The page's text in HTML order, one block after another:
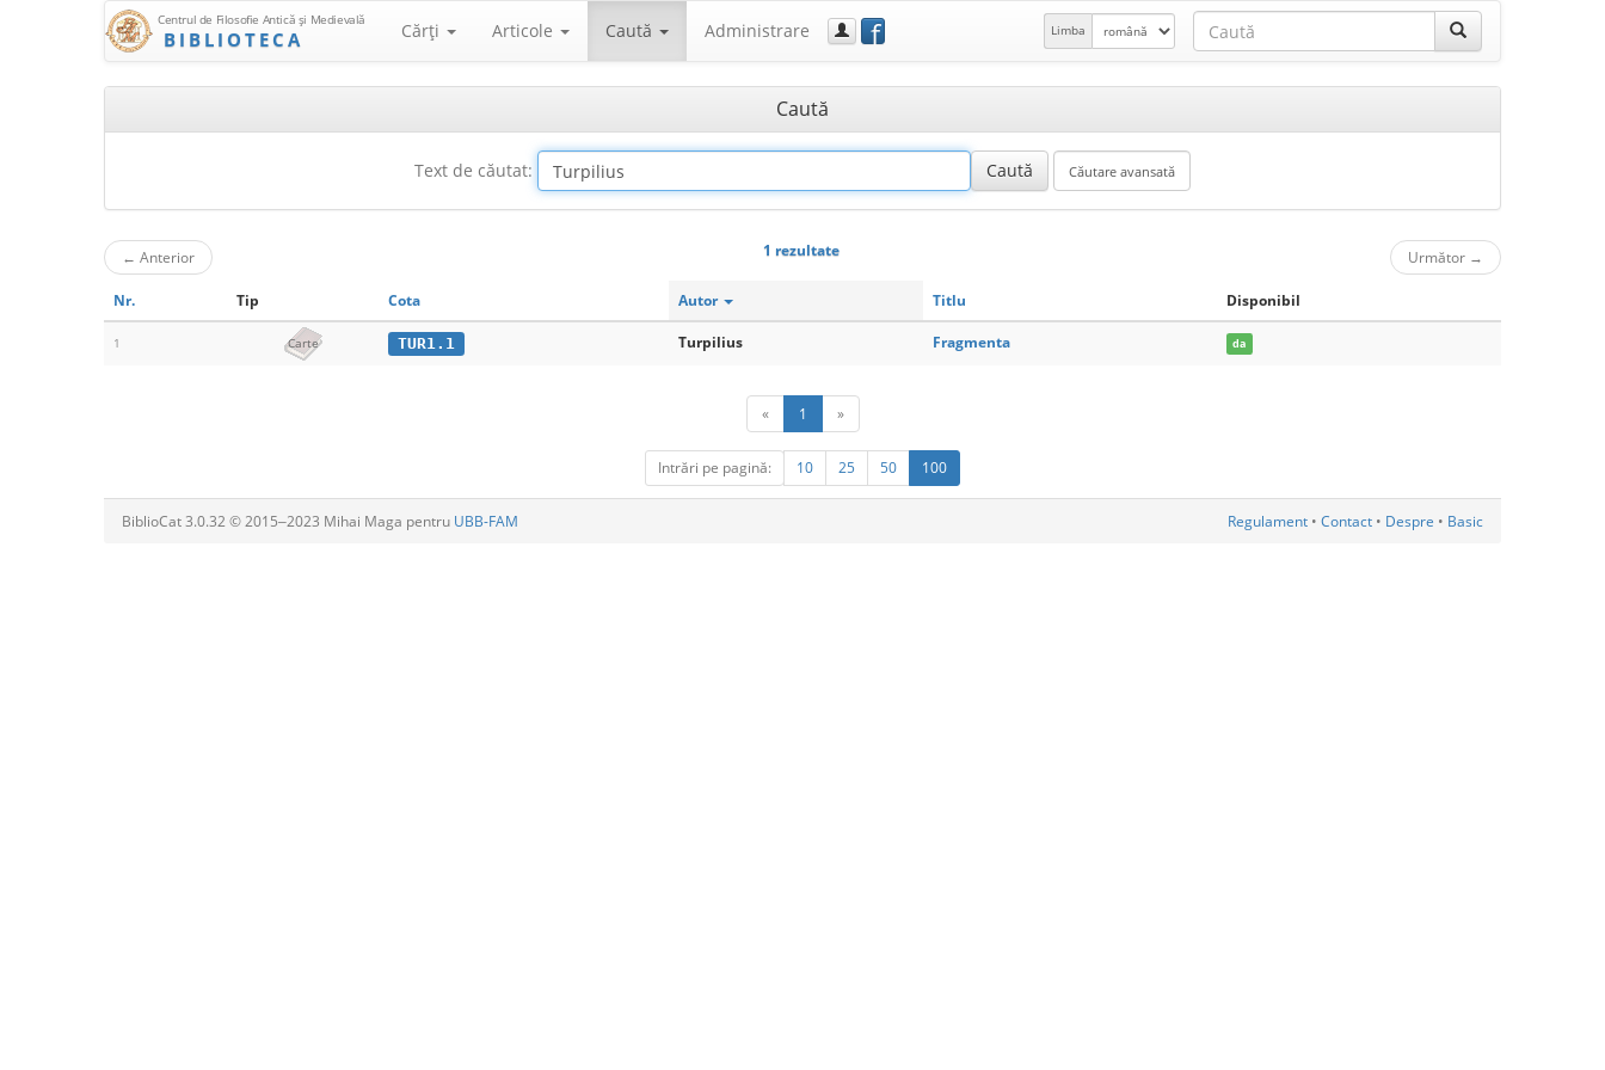
Centrul de Filosofie Antică şi Medievală
BIBLIOTECA Cărţi Articole Caută Administrare f Limba
Caută
Text de căutat:
← Anterior 1 rezultate Următor →
Nr. Tip Cota Autor Titlu Disponibil
1 Carte TUR1.1 Turpilius Fragmenta da
« 1 »
Intrări pe pagină: 10 25 50 100
BiblioCat 3.0.32 © 2015‒2023 Mihai Maga pentru UBB-FAM Regulament • Contact • Despre • Basic